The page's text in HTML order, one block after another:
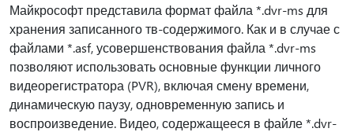
Майкрософт представила формат файла *.dvr-ms для
хранения записанного тв-содержимого. Как и в случае с
файлами *.asf, усовершенствования файла *.dvr-ms
позволяют использовать основные функции личного
видеорегистратора (PVR), включая смену времени,
динамическую паузу, одновременную запись и
воспроизведение. Видео, содержащееся в файле *.dvr-